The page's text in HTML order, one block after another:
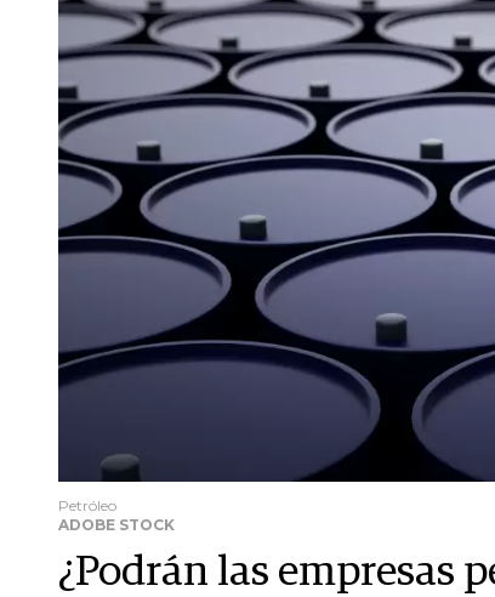
Petróleo
ADOBE STOCK
¿Podrán las empresas